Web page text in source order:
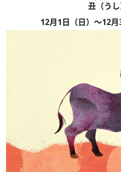
丑（う
12月1日（日）～12